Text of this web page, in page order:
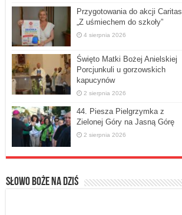
Przygotowania do akcji Caritas
„Z uśmiechem do szkoły”
4 sierpnia 2026
Święto Matki Bożej Anielskiej
Porcjunkuli u gorzowskich
kapucynów
2 sierpnia 2026
44. Piesza Pielgrzymka z
Zielonej Góry na Jasną Górę
2 sierpnia 2026
Słowo Boże na dziś